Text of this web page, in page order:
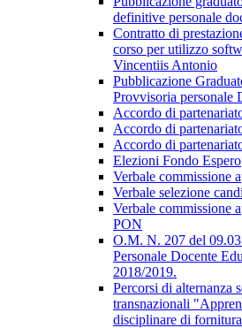
definitive personale
Contratto di
corso per utilizzo
Vincentiis Antonio
Pubblicazione
Provvisoria personale
Accordo di
Accordo di
Accordo di
Elezioni Fondo Espero
Verbale commissione
Verbale selezione
Verbale commissione
PON
O.M. N. 207 del
Personale Docente
2018/2019.
Percorsi di alternanza
transnazionali
disciplinare di